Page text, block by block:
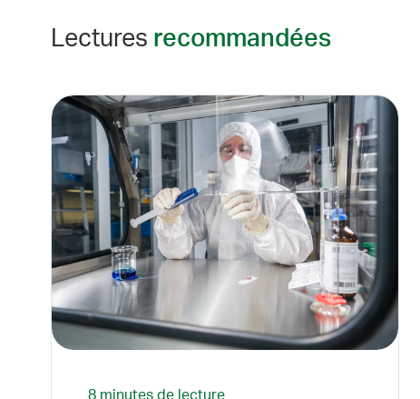
Lectures recommandées
8 minutes de lecture